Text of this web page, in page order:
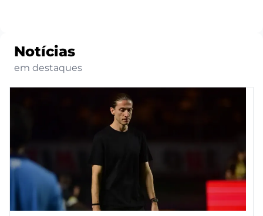
Notícias
em destaques